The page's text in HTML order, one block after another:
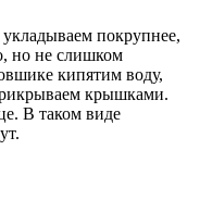
покрупнее,
но не слишком
кипятим воду,
крышками.
В таком виде